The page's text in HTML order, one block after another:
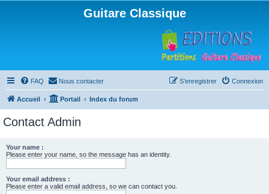
Guitare Classique
FAQ Nous contacter Connexion
S’enregistrer
Accueil Portail Index du forum
Contact Admin
Your name :
Please enter your name, so the message has an identity.
Your email address :
Please enter a valid email address, so we can contact you.